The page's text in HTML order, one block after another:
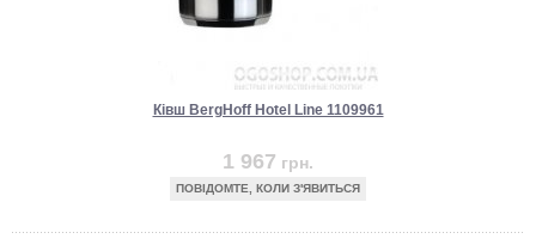
Ківш BergHoff Hotel Line 1109961
1 967 грн.
ПОВІДОМТЕ, КОЛИ З'ЯВИТЬСЯ